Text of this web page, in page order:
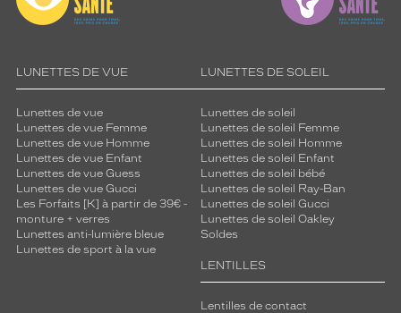
LUNETTES DE VUE
Lunettes de vue
Lunettes de vue Femme
Lunettes de vue Homme
Lunettes de vue Enfant
Lunettes de vue Guess
Lunettes de vue Gucci
Les Forfaits [K] à partir de 39€ -
monture + verres
Lunettes anti-lumière bleue
Lunettes de sport à la vue
LUNETTES DE SOLEIL
Lunettes de soleil
Lunettes de soleil Femme
Lunettes de soleil Homme
Lunettes de soleil Enfant
Lunettes de soleil bébé
Lunettes de soleil Ray-Ban
Lunettes de soleil Gucci
Lunettes de soleil Oakley
Soldes
LENTILLES
Lentilles de contact